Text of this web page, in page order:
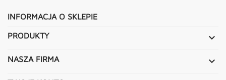
INFORMACJA O SKLEPIE
PRODUKTY 
NASZA FIRMA 